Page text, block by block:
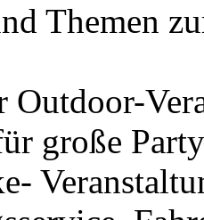
Themen
Outdoor-
große